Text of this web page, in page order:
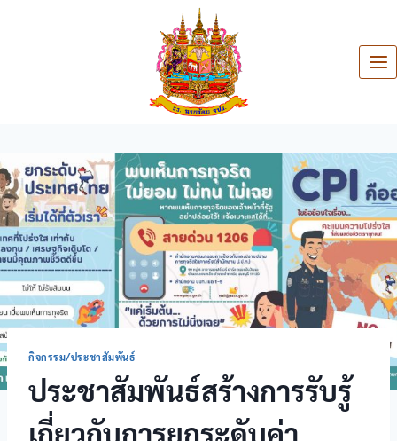
กิจกรรม/ประชาสัมพันธ์
ประชาสัมพันธ์สร้างการรับรู้
เกี่ยวกับการยกระดับค่า